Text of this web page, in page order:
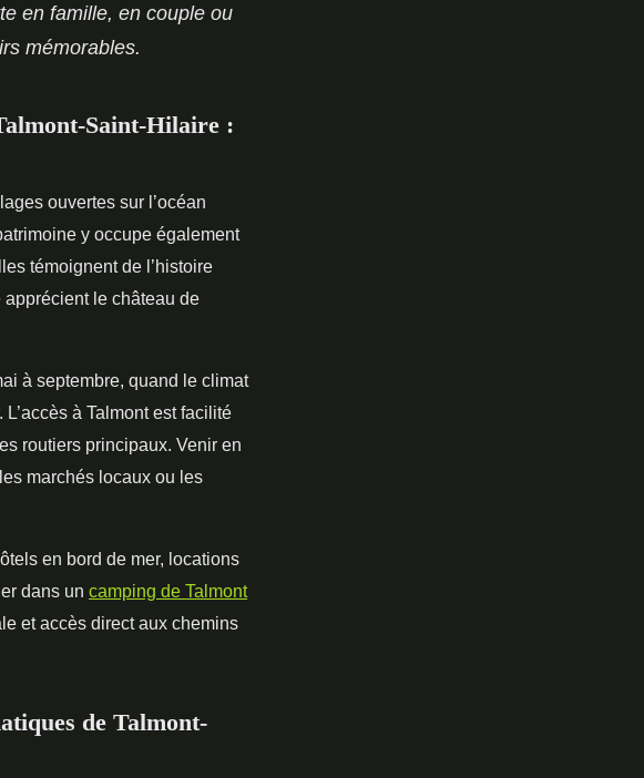
en famille, en couple ou
mémorables.
Saint-Hilaire :
ouvertes sur l’océan
y occupe également
témoignent de l’histoire
le château de
à septembre, quand le climat
à Talmont est facilité
routiers principaux. Venir en
marchés locaux ou les
en bord de mer, locations
dans un camping de Talmont
et accès direct aux chemins
de Talmont-